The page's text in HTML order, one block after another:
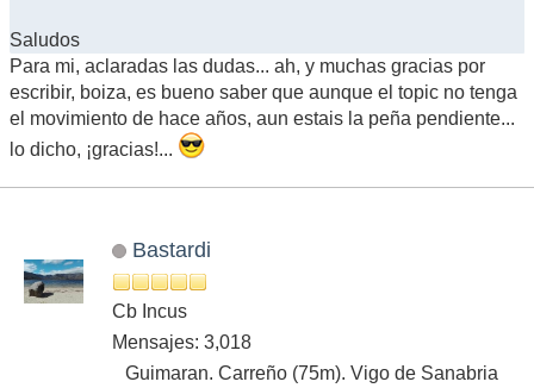
Saludos
Para mi, aclaradas las dudas... ah, y muchas gracias por
escribir, boiza, es bueno saber que aunque el topic no tenga
el movimiento de hace años, aun estais la peña pendiente...
lo dicho, ¡gracias!...
Bastardi
Cb Incus
Mensajes: 3,018
Guimaran. Carreño (75m). Vigo de Sanabria